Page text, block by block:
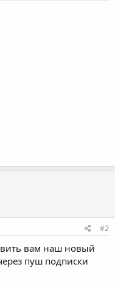
#2
вам наш новый
пуш подписки